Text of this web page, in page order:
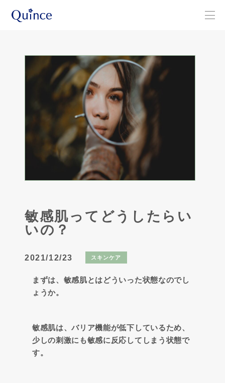
敏感肌ってどうしたらい
いの？
2021/12/23 スキンケア
まずは、敏感肌とはどういった状態なのでし
ょうか。
敏感肌は、バリア機能が低下しているため、
少しの刺激にも敏感に反応してしまう状態で
す。